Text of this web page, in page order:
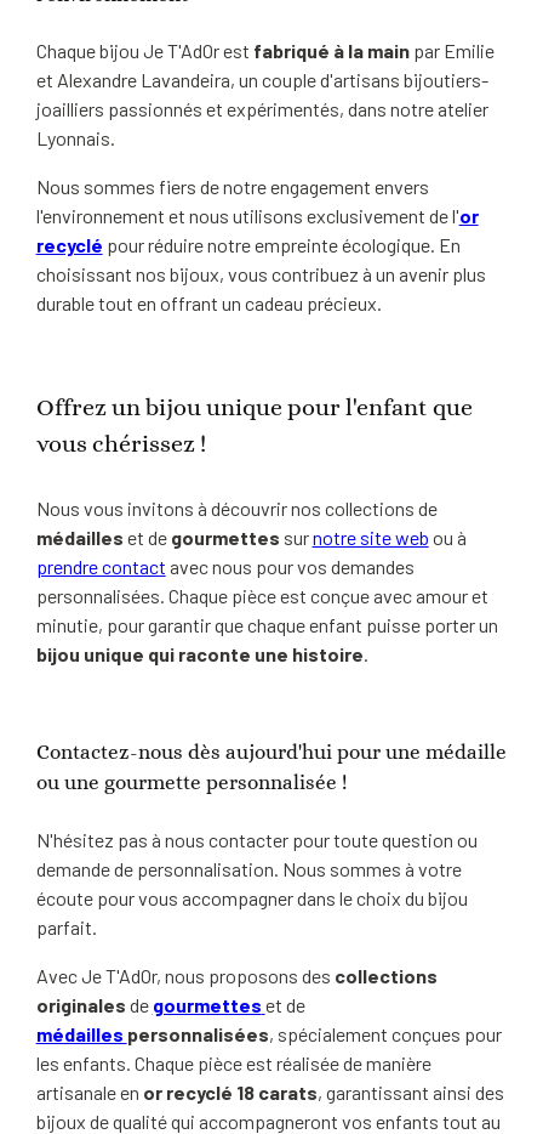
Chaque bijou Je T'AdOr est fabriqué à la mainpar Emilie
et Alexandre Lavandeira, un couple d'artisans bijoutiers-
joailliers passionnés et expérimentés, dans notre atelier
Lyonnais.
Nous sommes fiers de notre engagement envers
l'environnement et nous utilisons exclusivement de l'or
recyclé pour réduire notre empreinte écologique. En
choisissant nos bijoux, vous contribuez à un avenir plus
durable tout en offrant un cadeau précieux.
Offrez un bijou unique pour l'enfant que
vous chérissez !
Nous vous invitons à découvrir nos collections de
médailles et de gourmettes surnotre site web ou à
prendre contact avec nous pour vos demandes
personnalisées. Chaque pièce est conçue avec amour et
minutie, pour garantir que chaque enfant puisse porter un
bijou unique qui raconte une histoire.
Contactez-nous dès aujourd'hui pour une médaille
ou une gourmette personnalisée !
N'hésitez pas à nous contacter pour toute question ou
demande de personnalisation. Nous sommes à votre
écoute pour vous accompagner dans le choix du bijou
parfait.
Avec Je T'AdOr, nous proposons des collections
originales de gourmettes et de
médailles personnalisées, spécialement conçues pour
les enfants. Chaque pièce est réalisée de manière
artisanale en or recyclé 18 carats, garantissant ainsi des
bijoux de qualité qui accompagneront vos enfants tout au